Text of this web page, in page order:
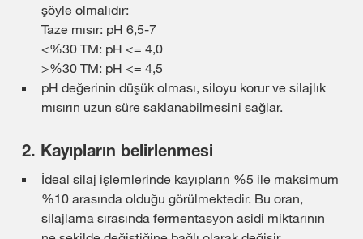
şöyle olmalıdır:
Taze mısır: pH 6,5-7
<%30 TM: pH <= 4,0
>%30 TM: pH <= 4,5
pH değerinin düşük olması, siloyu korur ve silajlık
mısırın uzun süre saklanabilmesini sağlar.
2. Kayıpların belirlenmesi
İdeal silaj işlemlerinde kayıpların %5 ile maksimum
%10 arasında olduğu görülmektedir. Bu oran,
silajlama sırasında fermentasyon asidi miktarının